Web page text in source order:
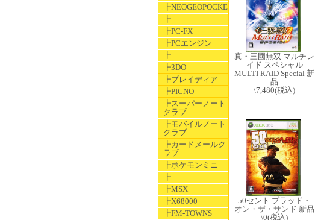
┣NEOGEOPOCKET
┣
┣PC-FX
┣PCエンジン
┣
┣3DO
┣プレイディア
┣PICNO
┣スーパーノート
クラブ
┣モバイルノート
クラブ
┣カードメールク
ラブ
┣ポケモンミニ
┣
┣MSX
┣X68000
┣FM-TOWNS
真・三國無双 マルチレ
イド スペシャル
MULTI RAID Special 新
品
\7,480(税込)
50セント ブラッド・
オン・ザ・サンド 新品
\0(税込)